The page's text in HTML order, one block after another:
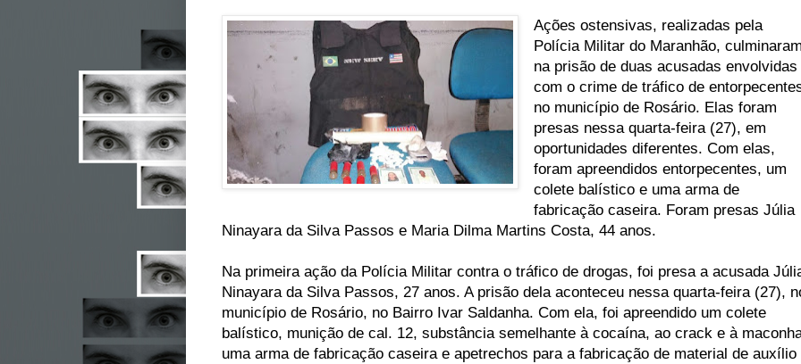
Ações ostensivas, realizadas pela
Polícia Militar do Maranhão,
na prisão de duas acusadas envolvidas
com o crime de tráfico de
no município de Rosário. Elas foram
presas nessa quarta-feira (27), em
oportunidades diferentes. Com elas,
foram apreendidos entorpecentes, um
colete balístico e uma arma de
fabricação caseira. Foram presas Júlia
Ninayara da Silva Passos e Maria Dilma Martins Costa, 44 anos.
Na primeira ação da Polícia Militar contra o tráfico de drogas, foi presa a acusada
Ninayara da Silva Passos, 27 anos. A prisão dela aconteceu nessa quarta-feira (27),
município de Rosário, no Bairro Ivar Saldanha. Com ela, foi apreendido um colete
balístico, munição de cal. 12, substância semelhante à cocaína, ao crack e à
uma arma de fabricação caseira e apetrechos para a fabricação de material de auxílio